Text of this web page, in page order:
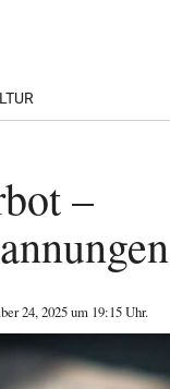
–
24, 2025 um 19:15 Uhr.